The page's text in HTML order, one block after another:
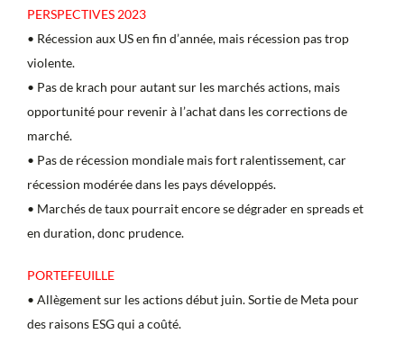
PERSPECTIVES 2023
• Récession aux US en fin d’année, mais récession pas trop
violente.
• Pas de krach pour autant sur les marchés actions, mais
opportunité pour revenir à l’achat dans les corrections de
marché.
• Pas de récession mondiale mais fort ralentissement, car
récession modérée dans les pays développés.
• Marchés de taux pourrait encore se dégrader en spreads et
en duration, donc prudence.
PORTEFEUILLE
• Allègement sur les actions début juin. Sortie de Meta pour
des raisons ESG qui a coûté.